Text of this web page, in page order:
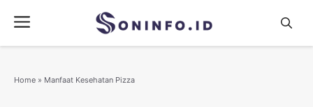
content
Menu
Home » Manfaat Kesehatan Pizza